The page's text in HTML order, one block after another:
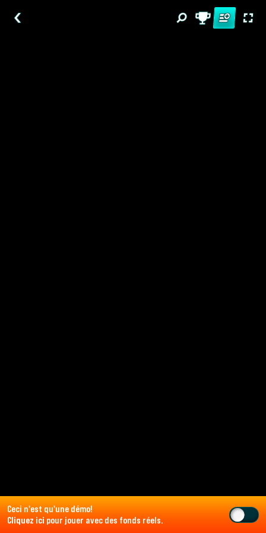
Ceci n'est qu'une démo!
Cliquez ici pour jouer avec des fonds réels.